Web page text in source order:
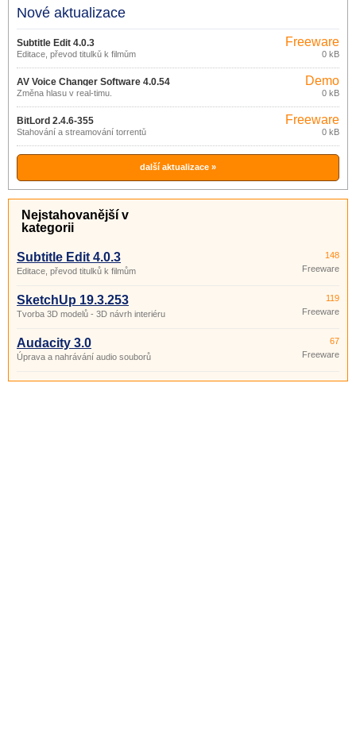
Nové aktualizace
Subtitle Edit 4.0.3
Editace, převod titulků k filmům
Freeware
0 kB
AV Voice Changer Software 4.0.54
Změna hlasu v real-timu.
Demo
0 kB
BitLord 2.4.6-355
Stahování a streamování torrentů
Freeware
0 kB
další aktualizace »
Nejstahovanější v
kategorii
Subtitle Edit 4.0.3
Editace, převod titulků k filmům
148
Freeware
SketchUp 19.3.253
Tvorba 3D modelů - 3D návrh interiéru
119
Freeware
Audacity 3.0
Úprava a nahrávání audio souborů
67
Freeware